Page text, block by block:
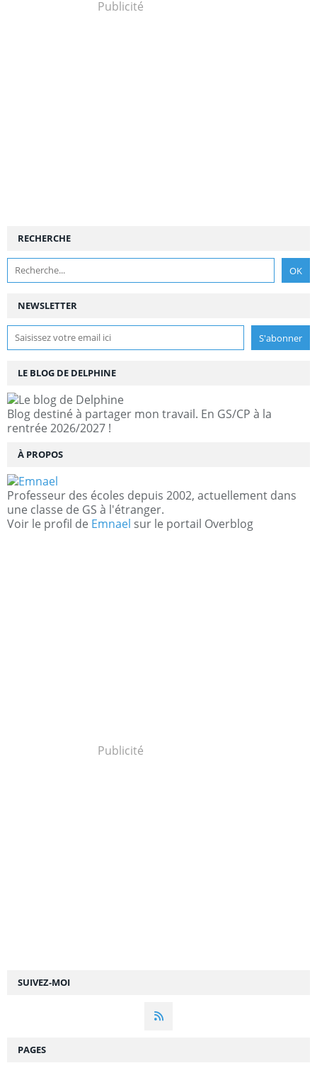
Publicité
NEWSLETTER
SUIVEZ-MOI
RECHERCHE
LE BLOG DE DELPHINE
Blog destiné à partager mon travail. En GS/CP à la
rentrée 2026/2027 !
À PROPOS
Professeur des écoles depuis 2002, actuellement dans
une classe de GS à l'étranger.
Voir le profil de Emnael sur le portail Overblog
Publicité
PAGES